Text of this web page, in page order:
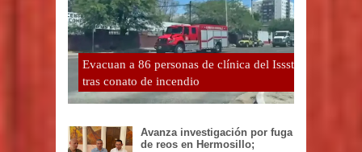
Evacuan a 86 personas de clínica del Issste
tras conato de incendio
Avanza investigación por fuga
de reos en Hermosillo;